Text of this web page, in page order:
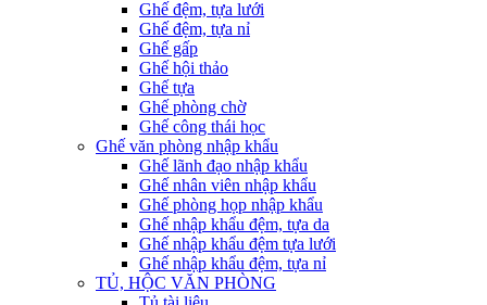
Ghế đệm, tựa lưới
Ghế đệm, tựa nỉ
Ghế gấp
Ghế hội thảo
Ghế tựa
Ghế phòng chờ
Ghế công thái học
Ghế văn phòng nhập khẩu
Ghế lãnh đạo nhập khẩu
Ghế nhân viên nhập khẩu
Ghế phòng họp nhập khẩu
Ghế nhập khẩu đệm, tựa da
Ghế nhập khẩu đệm tựa lưới
Ghế nhập khẩu đệm, tựa nỉ
TỦ, HỘC VĂN PHÒNG